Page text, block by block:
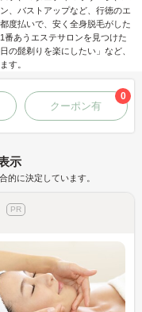
、バストアップなど、行徳のエ
度払いで、安く全身脱毛がした
番あうエステサロンを見つけた
の髭剃りを楽にしたい」など、
す。
クーポン有
0
示
的に決定しています。